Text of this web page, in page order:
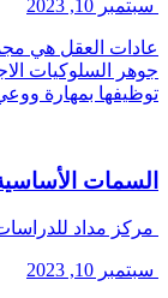
سبتمبر 10, 2023
عادات العقل هي
جوهر السلوكيات
توظيفها بمهارة
السمات
مركز مداد
سبتمبر 10, 2023